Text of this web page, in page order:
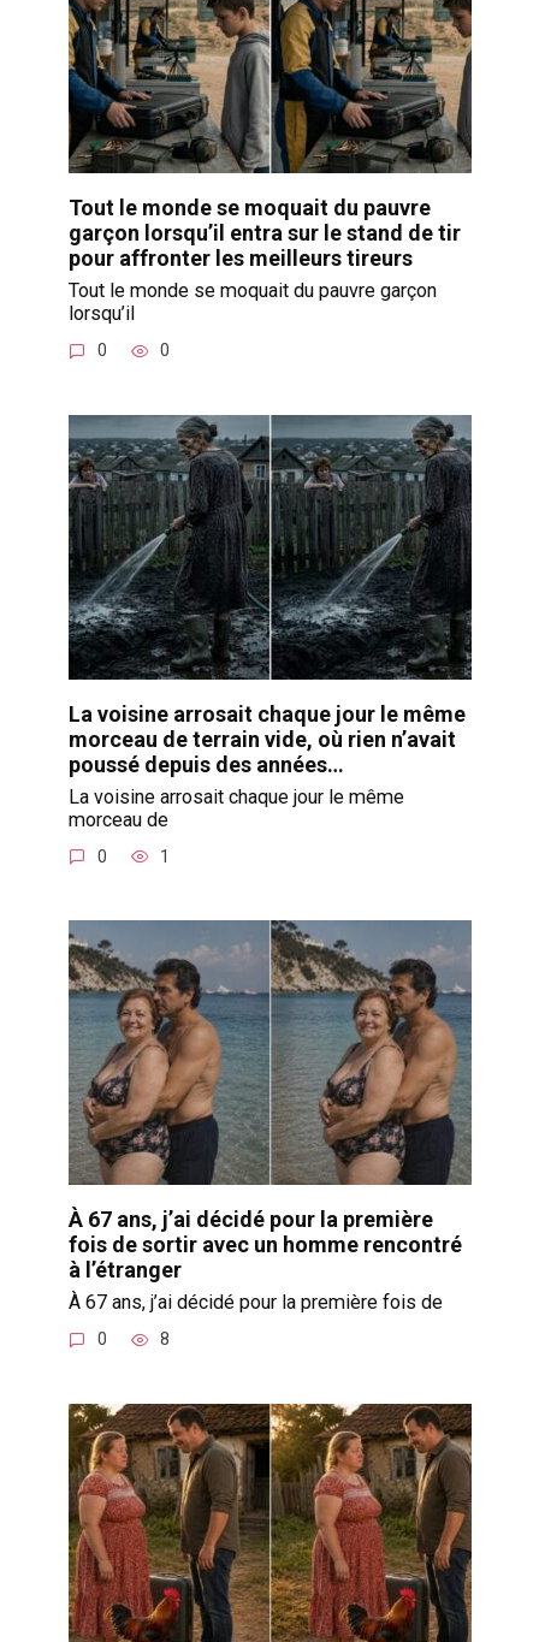
Tout le monde se moquait du pauvre
garçon lorsqu’il entra sur le stand de tir
pour affronter les meilleurs tireurs
Tout le monde se moquait du pauvre garçon
lorsqu’il
0 0
La voisine arrosait chaque jour le même
morceau de terrain vide, où rien n’avait
poussé depuis des années…
La voisine arrosait chaque jour le même
morceau de
0 1
À 67 ans, j’ai décidé pour la première
fois de sortir avec un homme rencontré
à l’étranger
À 67 ans, j’ai décidé pour la première fois de
0 8